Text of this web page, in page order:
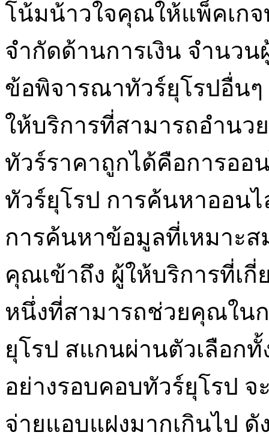
โน้มน้าวใจคุณให้แพ็คเก
จำกัดด้านการเงิน จำนว
ข้อพิจารณาทัวร์ยุโรปอื่น
ให้บริการที่สามารถอำน
ทัวร์ราคาถูกได้คือการออ
ทัวร์ยุโรป การค้นหาออน
การค้นหาข้อมูลที่เหมาะ
คุณเข้าถึง ผู้ให้บริการที่เ
หนึ่งที่สามารถช่วยคุณใน
ยุโรป สแกนผ่านตัวเลือก
อย่างรอบคอบทัวร์ยุโรป
จ่ายแอบแฝงมากเกินไป